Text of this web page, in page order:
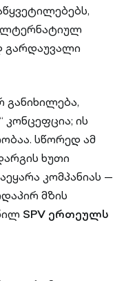
გარდაუვალი
განიხილება,
ის
სწორედ ამ
ხუთი
კომპანიას —
მზის
SPV ერთეულს